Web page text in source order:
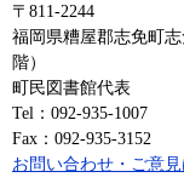
〒811‐2244
福岡県糟屋郡志免町
階）
町民図書館代表
Tel：092-935-1007
Fax：092-935-3152
お問い合わせ・ご意